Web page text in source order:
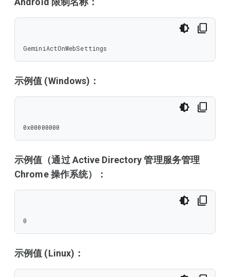
GeminiActOnWebSettings
示例值 (Windows)：
0x00000000
示例值（通过 Active Directory 管理服务管理
Chrome 操作系统）：
0
示例值 (Linux)：